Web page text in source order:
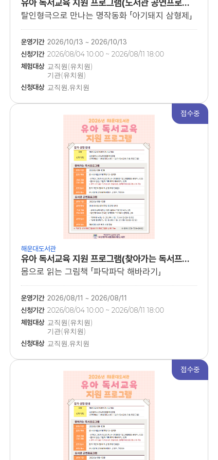
유아 독서교육 지원 프로그램(도서관 공연프로그램)
탈인형극으로 만나는 명작동화 「아기돼지 삼형제」
운영기간 2026/10/13 ~ 2026/10/13
신청기간 2026/08/04 10:00 ~ 2026/08/11 18:00
체험대상 교직원(유치원)
기관(유치원)
관내 유치원 유아
신청대상 교직원,유치원
해운대도서관
유아 독서교육 지원 프로그램(찾아가는 독서프로그램)
몸으로 읽는 그림책 「파닥파닥 해바라기」
운영기간 2026/08/11 ~ 2026/08/11
신청기간 2026/08/04 10:00 ~ 2026/08/11 18:00
체험대상 교직원(유치원)
기관(유치원)
관내 유치원 유아
신청대상 교직원,유치원
접수중
접수중